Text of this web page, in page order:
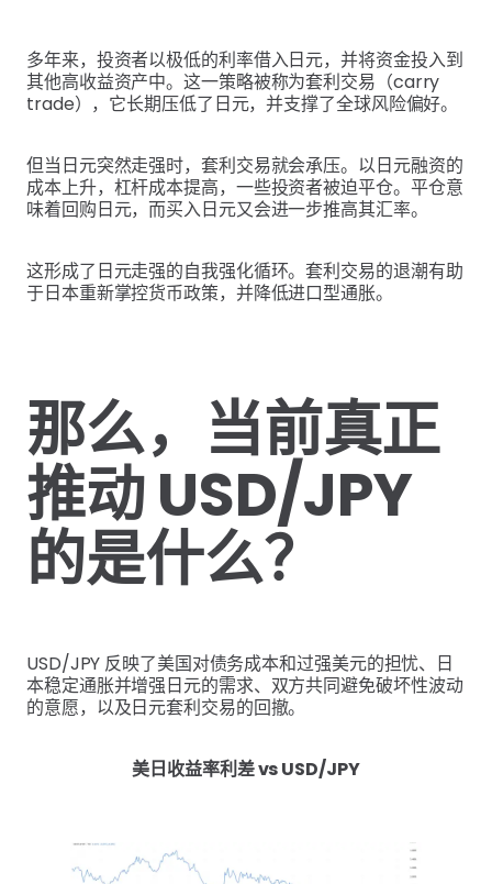
多年来，投资者以极低的利率借入日元，并将资金投入到
其他高收益资产中。这一策略被称为套利交易（carry
trade），它长期压低了日元，并支撑了全球风险偏好。
但当日元突然走强时，套利交易就会承压。以日元融资的
成本上升，杠杆成本提高，一些投资者被迫平仓。平仓意
味着回购日元，而买入日元又会进一步推高其汇率。
这形成了日元走强的自我强化循环。套利交易的退潮有助
于日本重新掌控货币政策，并降低进口型通胀。
那么，当前真正
推动 USD/JPY
的是什么？
USD/JPY 反映了美国对债务成本和过强美元的担忧、日
本稳定通胀并增强日元的需求、双方共同避免破坏性波动
的意愿，以及日元套利交易的回撤。
美日收益率利差 vs USD/JPY